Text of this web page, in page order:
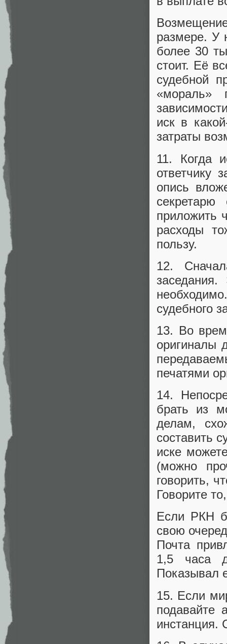
размере. У
более 30
стоит. Её
судебной
«мораль»
иск в
затраты
11. Когда
ответчику
опись
приложить
расходы
пользу.
12.
судебного
13. Во
оригиналы
печатями
14.
брать из
делам,
составить
иске
(можно
говорить,
Говорите
Если РКН
свою
Почта
1,5 часа
Показывал
15. Если
подавайте
инстанция.